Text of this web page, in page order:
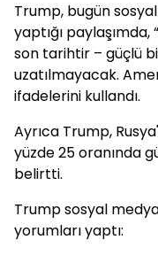
Trump, bugün
yaptığı paylaşımda,
son tarihtir – güçlü
uzatılmayacak.
ifadelerini kullandı.
Ayrıca Trump,
yüzde 25 oranında
belirtti.
Trump sosyal
yorumları yaptı: